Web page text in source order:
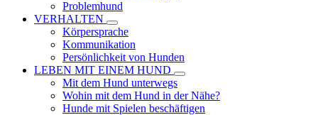
Problemhund
VERHALTEN
Körpersprache
Kommunikation
Persönlichkeit von Hunden
LEBEN MIT EINEM HUND
Mit dem Hund unterwegs
Wohin mit dem Hund in der Nähe?
Hunde mit Spielen beschäftigen